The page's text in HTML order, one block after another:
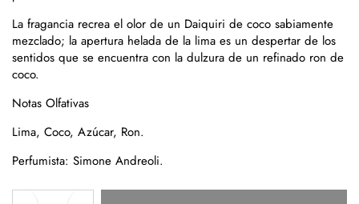
La fragancia recrea el olor de un Daiquiri de coco sabiamente
mezclado; la apertura helada de la lima es un despertar de los
sentidos que se encuentra con la dulzura de un refinado ron de
coco.
Notas Olfativas
Lima, Coco, Azúcar, Ron.
Perfumista: Simone Andreoli.